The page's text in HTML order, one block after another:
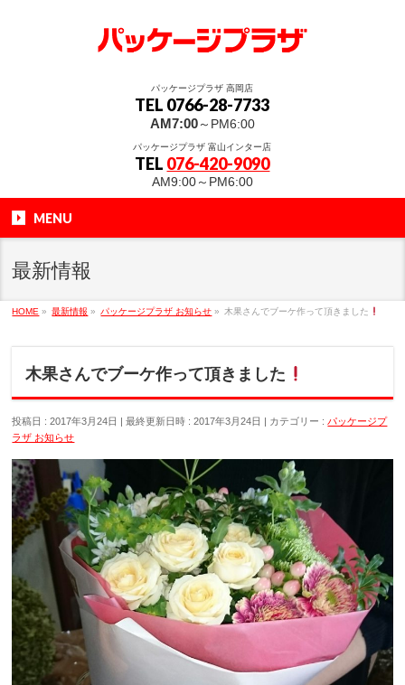
パッケージプラザ 高岡店
TEL 0766-28-7733
AM7:00～PM6:00
パッケージプラザ 富山インター店
TEL 076-420-9090
AM9:00～PM6:00
MENU
最新情報
HOME » 最新情報 » パッケージプラザ お知らせ » 木果さんでブーケ作って頂きました
木果さんでブーケ作って頂きました
投稿日 : 2017年3月24日 最終更新日時 : 2017年3月24日 カテゴリー : パッケージプ
ラザ お知らせ